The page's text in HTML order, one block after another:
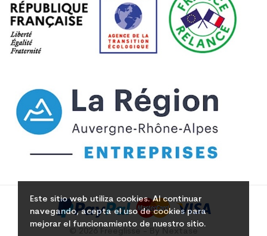
Este sitio web utiliza cookies. Al continuar
navegando, acepta el uso de cookies para
mejorar el funcionamiento de nuestro sitio.